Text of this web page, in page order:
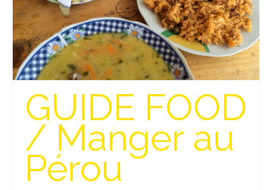
Mai Chau
Mu Cang Chai
Ninh Binh
Quy Nhon
EUROPE
France
La Réunion
GUIDE FOOD
/ Manger au
Pérou